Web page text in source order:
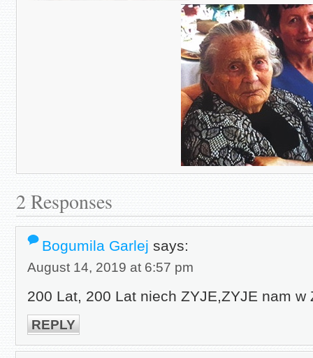
2 Responses
Bogumila Garlej says:
August 14, 2019 at 6:57 pm
200 Lat, 200 Lat niech ZYJE,ZYJE nam w
REPLY